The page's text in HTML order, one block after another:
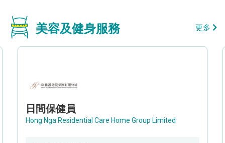
美容及健身服務 更多
日間保健員
Hong Nga Residential Care Home Group Limited